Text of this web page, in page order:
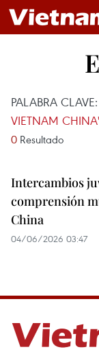
PALABRA CLAVE:
VIETNAM
0 Resultado
Intercambios
comprensión
China
04/06/2026 03:47